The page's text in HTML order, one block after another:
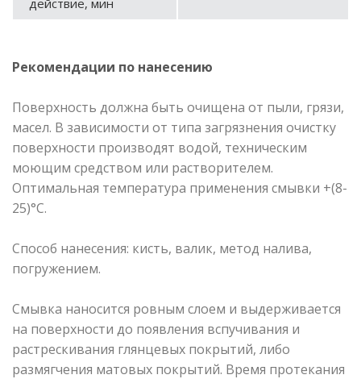
Рекомендации по нанесению
Поверхность должна быть очищена от пыли, грязи,
масел. В зависимости от типа загрязнения очистку
поверхности производят водой, техническим
моющим средством или растворителем.
Оптимальная температура применения смывки +(8-
25)°С.
Способ нанесения: кисть, валик, метод налива,
погружением.
Смывка наносится ровным слоем и выдерживается
на поверхности до появления вспучивания и
растрескивания глянцевых покрытий, либо
размягчения матовых покрытий. Время протекания